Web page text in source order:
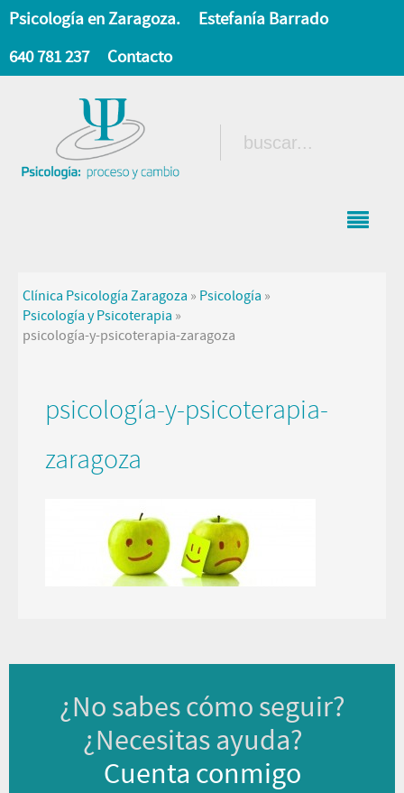
Psicología en Zaragoza.
Estefanía Barrado
640 781 237
Contacto
Clínica Psicología Zaragoza » Psicología »
Psicología y Psicoterapia »
psicología-y-psicoterapia-zaragoza
psicología-y-psicoterapia-
zaragoza
¿No sabes cómo seguir?
¿Necesitas ayuda?
Cuenta conmigo